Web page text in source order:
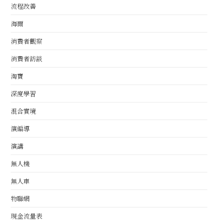
流程改善
海爾
消費者觀察
消費者訪談
淘寶
深度學習
混合實境
演編導
演講
無人機
無人車
物聯網
現金流量表